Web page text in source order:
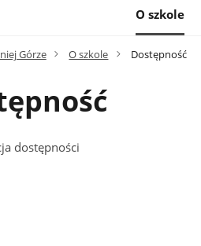
O szkole
Górze O szkole Dostępność
dostępności